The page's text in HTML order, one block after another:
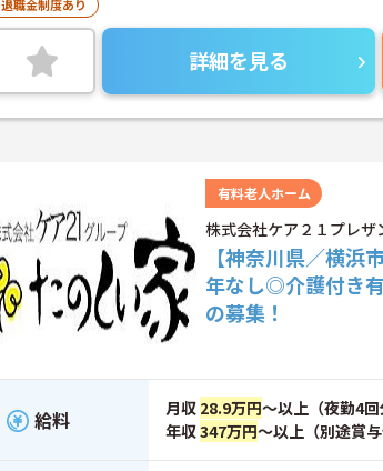
退職金制度あり
詳細を見る
有料老人ホーム
株式会社ケア２１プレザ
【神奈川県／横
年なし◎介護付き
の募集！
給料 月収 28.9万円～以上（夜勤4回
年収347万円～以上（別途賞与